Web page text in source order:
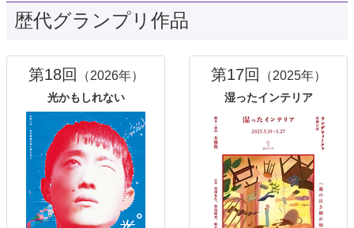
歴代グランプリ作品
第18回 （2026年）
光かもしれない
第17回 （2025年）
湿ったインテリア